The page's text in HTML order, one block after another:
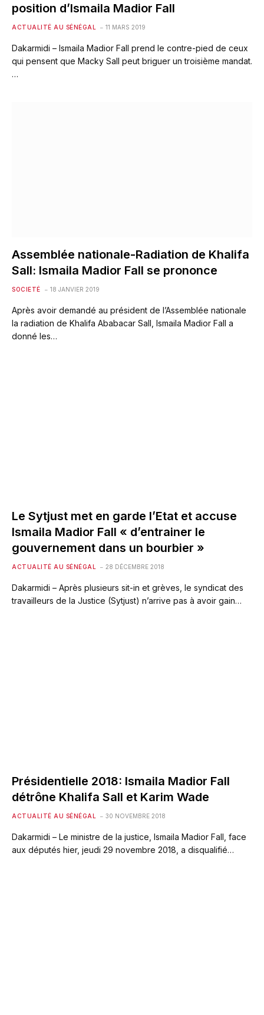
position d’Ismaila Madior Fall
ACTUALITÉ AU SÉNÉGAL 11 MARS 2019
Dakarmidi – Ismaila Madior Fall prend le contre-pied de ceux
qui pensent que Macky Sall peut briguer un troisième mandat.
…
Assemblée nationale-Radiation de Khalifa
Sall: Ismaila Madior Fall se prononce
SOCIETÉ 18 JANVIER 2019
Après avoir demandé au président de l’Assemblée nationale
la radiation de Khalifa Ababacar Sall, Ismaila Madior Fall a
donné les…
Le Sytjust met en garde l’Etat et accuse
Ismaila Madior Fall « d’entrainer le
gouvernement dans un bourbier »
ACTUALITÉ AU SÉNÉGAL 28 DÉCEMBRE 2018
Dakarmidi – Après plusieurs sit-in et grèves, le syndicat des
travailleurs de la Justice (Sytjust) n’arrive pas à avoir gain…
Présidentielle 2018: Ismaila Madior Fall
détrône Khalifa Sall et Karim Wade
ACTUALITÉ AU SÉNÉGAL 30 NOVEMBRE 2018
Dakarmidi – Le ministre de la justice, Ismaila Madior Fall, face
aux députés hier, jeudi 29 novembre 2018, a disqualifié…